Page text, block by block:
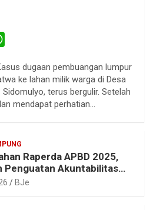
a
t
s
p
dugaan pembuangan lumpur
ke lahan milik warga di Desa
terus bergulir. Setelah
mendapat perhatian…
Raperda APBD 2025,
Penguatan Akuntabilitas
Lampung
BJe